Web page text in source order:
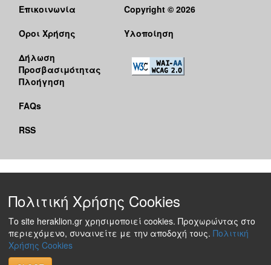
Επικοινωνία
Όροι Χρήσης
Δήλωση
Προσβασιμότητας
Πλοήγηση
FAQs
RSS
Copyright © 2026
Υλοποίηση
Πολιτική Χρήσης Cookies
Το site heraklion.gr χρησιμοποιεί cookies. Προχωρώντας στο
περιεχόμενο, συναινείτε με την αποδοχή τους. Πολιτική
Χρήσης Cookies